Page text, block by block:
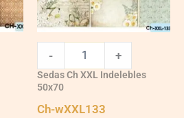
- +
Sedas Ch XXL Indelebles
50x70
Ch-wXXL133